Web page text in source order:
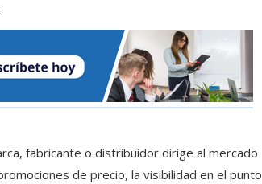
fabricante o distribuidor dirige al mercado
de precio, la visibilidad en el punto